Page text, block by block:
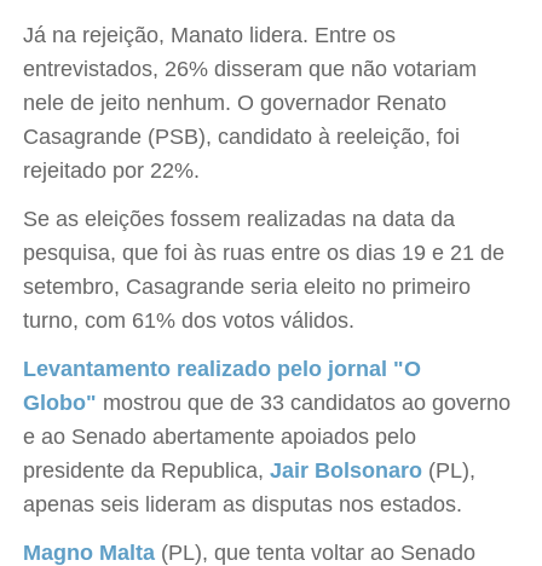
Já na rejeição, Manato lidera. Entre os
entrevistados, 26% disseram que não votariam
nele de jeito nenhum. O governador Renato
Casagrande (PSB), candidato à reeleição, foi
rejeitado por 22%.
Se as eleições fossem realizadas na data da
pesquisa, que foi às ruas entre os dias 19 e 21 de
setembro, Casagrande seria eleito no primeiro
turno, com 61% dos votos válidos.
Levantamento realizado pelo jornal "O
Globo" mostrou que de 33 candidatos ao governo
e ao Senado abertamente apoiados pelo
presidente da Republica,Jair Bolsonaro (PL),
apenas seis lideram as disputas nos estados.
Magno Malta (PL), que tenta voltar ao Senado